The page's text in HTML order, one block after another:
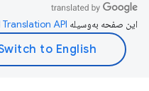
این صفحه به‌وسیله